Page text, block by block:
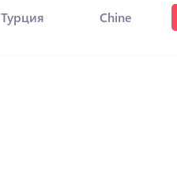
Турция Chine